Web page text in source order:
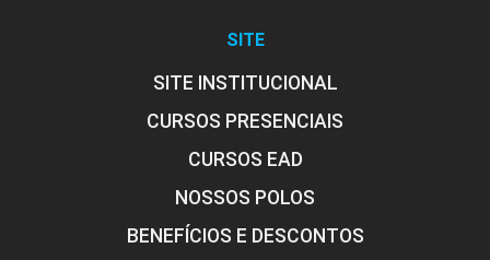
SITE
SITE INSTITUCIONAL
CURSOS PRESENCIAIS
CURSOS EAD
NOSSOS POLOS
BENEFÍCIOS E DESCONTOS